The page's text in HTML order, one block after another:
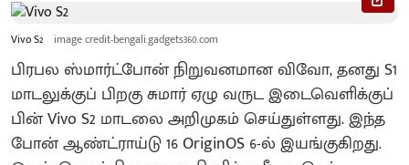
Vivo S2 image credit-bengali.gadgets360.com
பிரபல ஸ்மார்ட்போன் நிறுவனமான விவோ, தனது S1
மாடலுக்குப் பிறகு சுமார் ஏழு வருட இடைவெளிக்குப்
பின் Vivo S2 மாடலை அறிமுகம் செய்துள்ளது. இந்த
போன் ஆண்ட்ராய்டு 16 OriginOS 6-ல் இயங்குகிறது.